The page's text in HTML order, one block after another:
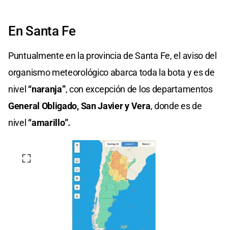
En Santa Fe
Puntualmente en la provincia de Santa Fe, el aviso del
organismo meteorológico abarca toda la bota y es de
nivel “naranja”, con excepción de los departamentos
General Obligado, San Javier y Vera, donde es de
nivel “amarillo”.